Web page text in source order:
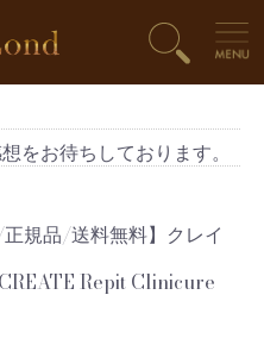
をお待ちしております。
規品/送料無料】クレイ
Repit Clinicure